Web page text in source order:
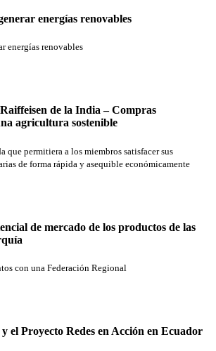
energías renovables
energías renovables
de la India – Compras
agricultura sostenible
que permitiera a los miembros satisfacer sus
de forma rápida y asequible económicamente
de mercado de los productos de las
con una Federación Regional
el Proyecto Redes en Acción en Ecuador